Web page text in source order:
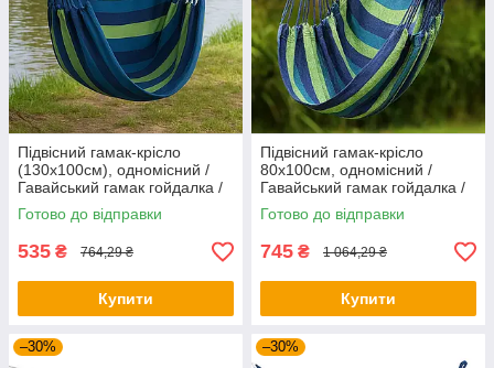
Підвісний гамак-крісло
(130х100см), одномісний /
Гавайський гамак гойдалка /
Садовий гамак
Готово до відправки
535 ₴ 764,29 ₴
Купити
Підвісний гамак-крісло
80х100см, одномісний /
Гавайський гамак гойдалка /
Садовий гамак
Готово до відправки
745 ₴ 1 064,29 ₴
Купити
–30% –30%